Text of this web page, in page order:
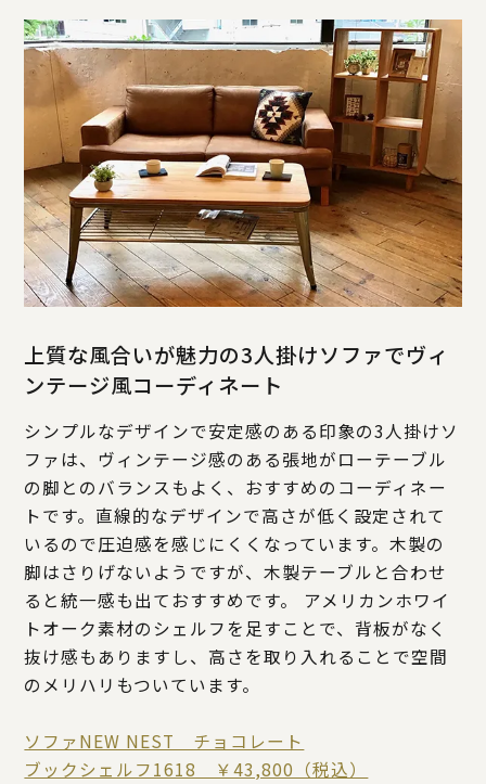
上質な風合いが魅力の3人掛けソファでヴィ
ンテージ風コーディネート
シンプルなデザインで安定感のある印象の3人掛けソ
ファは、ヴィンテージ感のある張地がローテーブル
の脚とのバランスもよく、おすすめのコーディネー
トです。直線的なデザインで高さが低く設定されて
いるので圧迫感を感じにくくなっています。木製の
脚はさりげないようですが、木製テーブルと合わせ
ると統一感も出ておすすめです。 アメリカンホワイ
トオーク素材のシェルフを足すことで、背板がなく
抜け感もありますし、高さを取り入れることで空間
のメリハリもついています。
ソファNEW NEST チョコレート
ブックシェルフ1618 ￥43,800（税込）